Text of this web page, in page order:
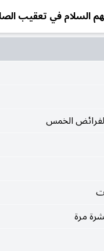
السلام في تعقيب
الخمس
مرة